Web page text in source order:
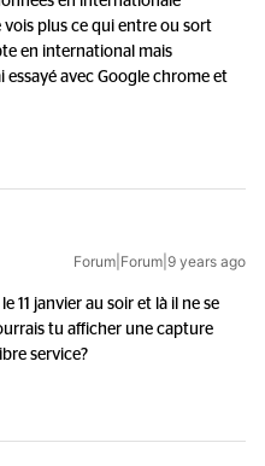
plus ce qui entre ou sort
en international mais
essayé avec Google chrome et
Forum|Forum|9 years ago
11 janvier au soir et là il ne se
tu afficher une capture
service?